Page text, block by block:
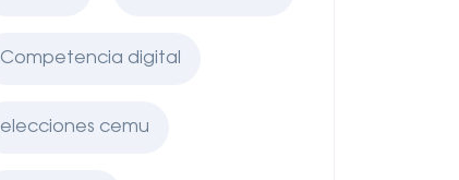
Competencia digital
elecciones cemu